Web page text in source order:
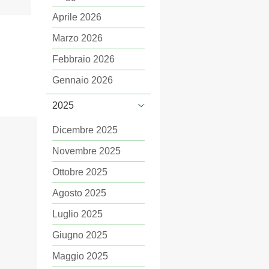
Aprile 2026
Marzo 2026
Febbraio 2026
Gennaio 2026
2025
Dicembre 2025
Novembre 2025
Ottobre 2025
Agosto 2025
Luglio 2025
Giugno 2025
Maggio 2025